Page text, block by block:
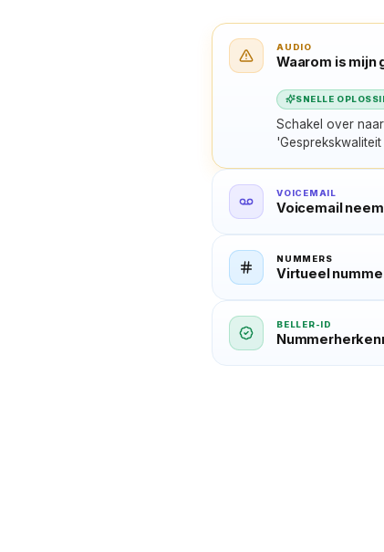
AUDIO
Waarom is
SNELLE
Schakel over
VOICEMAIL
Voicemail
NUMMERS
Virtueel
BELLER-ID